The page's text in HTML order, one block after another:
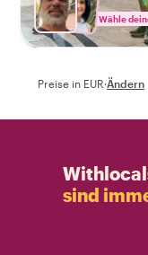
Wähle
Preise in EUR·Ändern
sind